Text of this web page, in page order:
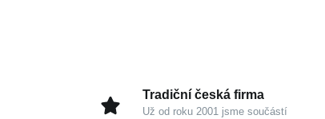
Tradiční česká firma
Už od roku 2001 jsme součástí